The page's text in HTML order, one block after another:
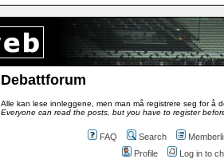
Debattforum
Alle kan lese innleggene, men man må registrere seg for å
Everyone can read the posts, but you have to register
FAQ Search
Profile
Log in to